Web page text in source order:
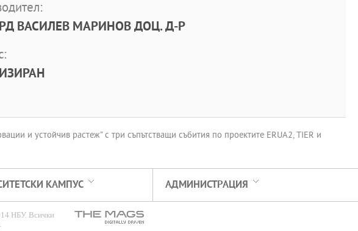
ВАСИЛЕВ МАРИНОВ ДОЦ. Д-Р
и устойчив растеж” с три съпътстващи събития по проектите ERUA2, TIER и
КАМПУС АДМИНИСТРАЦИЯ
НБУ. Всички